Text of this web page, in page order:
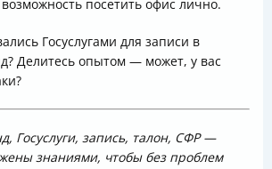
посетить офис лично.
Госуслугами для записи в
Делитесь опытом — может, у вас
Госуслуги, запись, талон, СФР —
знаниями, чтобы без проблем